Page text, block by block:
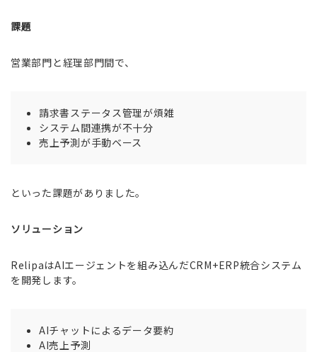
課題
営業部門と経理部門間で、
請求書ステータス管理が煩雑
システム間連携が不十分
売上予測が手動ベース
といった課題がありました。
ソリューション
RelipaはAIエージェントを組み込んだCRM+ERP統合システム
を開発します。
AIチャットによるデータ要約
AI売上予測